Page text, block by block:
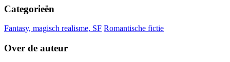
Categorieën
Fantasy, magisch realisme, SF Romantische fictie
Over de auteur